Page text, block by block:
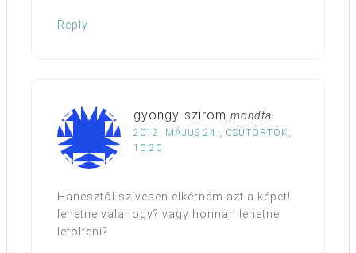
Reply
gyongy-szirom mondta
2012. MÁJUS 24., CSÜTÖRTÖK,
10:20
Hanesztől szívesen elkérném azt a képet!
lehetne valahogy? vagy honnan lehetne
letölteni?